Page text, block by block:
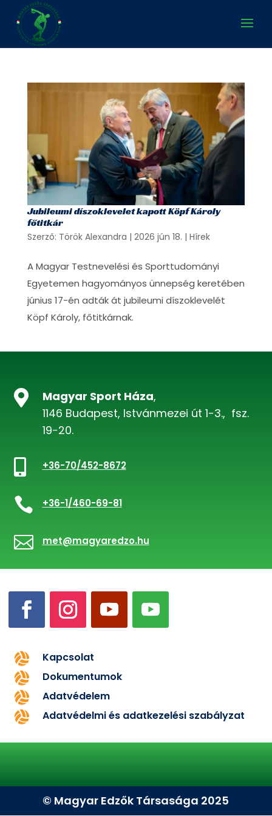
Jubileumi díszoklevelet kapott Köpf Károly
főtitkár
Szerző: Török Alexandra | 2026 jún 18. | Hírek
A Magyar Testnevelési és Sporttudományi
Egyetemen hagyományos ünnepség keretében
június 17-én adták át jubileumi díszoklevelét
Köpf Károly, főtitkárnak.
 Magyar Sport Háza,
1146 Budapest, Istvánmezei út 1-3., fsz.
19-20.
 +36-70/452-8672
 +36-1/460-69-81
 met@magyaredzo.hu
 Kapcsolat
 Dokumentumok
 Adatvédelem
 Adatvédelmi és adatkezelési szabályzat
© Magyar Edzők Társasága 2025